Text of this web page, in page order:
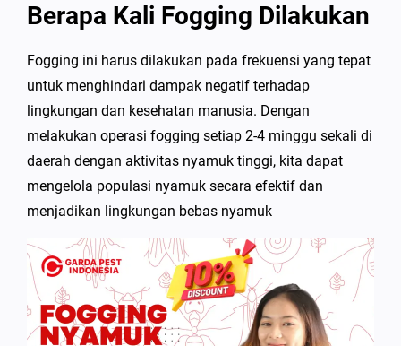
Berapa Kali Fogging Dilakukan
Fogging ini harus dilakukan pada frekuensi yang tepat
untuk menghindari dampak negatif terhadap
lingkungan dan kesehatan manusia. Dengan
melakukan operasi fogging setiap 2-4 minggu sekali di
daerah dengan aktivitas nyamuk tinggi, kita dapat
mengelola populasi nyamuk secara efektif dan
menjadikan lingkungan bebas nyamuk